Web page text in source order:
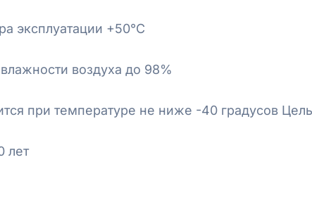
эксплуатации +50°С
воздуха до 98%
при температуре не ниже -40 градусов
лет